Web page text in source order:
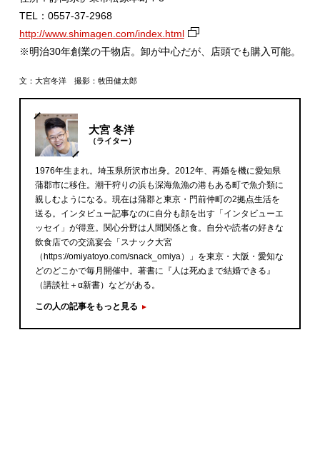
TEL：0557‐37‐2968
http://www.shimagen.com/index.html
※明治30年創業の干物店。卸が中心だが、店頭でも購入可能。
文：大宮冬洋 撮影：牧田健太郎
大宮 冬洋
（ライター）
1976年生まれ。埼玉県所沢市出身。2012年、再婚を機に愛知県
蒲郡市に移住。潮干狩りの浜も深海魚漁の港もある町で魚介類に
親しむようになる。現在は蒲郡と東京・門前仲町の2拠点生活を
送る。インタビュー記事なのに自分も顔を出す「インタビューエ
ッセイ」が得意。関心分野は人間関係と食。自分や読者の好きな
飲食店での交流宴会「スナック大宮
（https://omiyatoyo.com/snack_omiya）」を東京・大阪・愛知な
どのどこかで毎月開催中。著書に『人は死ぬまで結婚できる』
（講談社＋α新書）などがある。
この人の記事をもっと見る